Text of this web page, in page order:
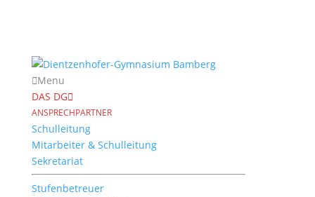
Menu
DAS DG
ANSPRECHPARTNER
Schulleitung
Mitarbeiter & Schulleitung
Sekretariat
Stufenbetreuer